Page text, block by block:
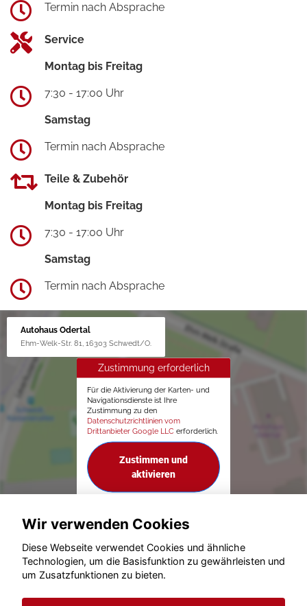
Termin nach Absprache
Service
Montag bis Freitag
7:30 - 17:00 Uhr
Samstag
Termin nach Absprache
Teile & Zubehör
Montag bis Freitag
7:30 - 17:00 Uhr
Samstag
Termin nach Absprache
Autohaus Odertal
Ehm-Welk-Str. 81, 16303 Schwedt/O.
Zustimmung erforderlich
Für die Aktivierung der Karten- und
Navigationsdienste ist Ihre
Zustimmung zu den
Datenschutzrichtlinien vom
Drittanbieter Google LLC erforderlich.
Zustimmen und
aktivieren
© konjunkturmotor.de GmbH 2020 - 2026
Wir verwenden Cookies
Diese Webseite verwendet Cookies und ähnliche
Technologien, um die Basisfunktion zu gewährleisten und
um Zusatzfunktionen zu bieten.